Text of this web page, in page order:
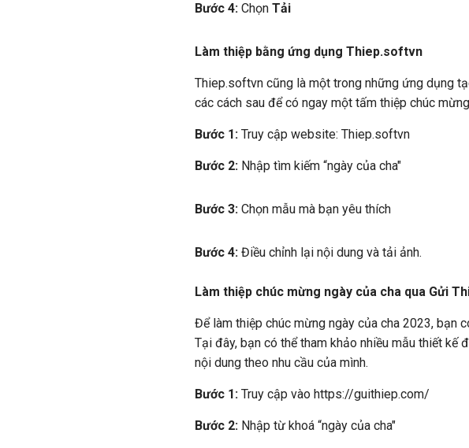
Bước 4: Chọn Tải
Làm thiệp bằng ứng dụng Thiep.softvn
Thiep.softvn cũng là một trong những ứng dụng
các cách sau để có ngay một tấm thiệp chúc
Bước 1: Truy cập website: Thiep.softvn
Bước 2: Nhập tìm kiếm “ngày của cha"
Bước 3: Chọn mẫu mà bạn yêu thích
Bước 4: Điều chỉnh lại nội dung và tải ảnh.
Làm thiệp chúc mừng ngày của cha qua Gửi
Để làm thiệp chúc mừng ngày của cha 2023, bạn
Tại đây, bạn có thể tham khảo nhiều mẫu thiết kế
nội dung theo nhu cầu của mình.
Bước 1: Truy cập vào https://guithiep.com/
Bước 2: Nhập từ khoá “ngày của cha"